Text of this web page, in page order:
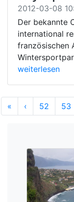
2012-03-08
Der bekannte
international
französischen
weiterlesen
« Anfang
‹Vorherige
52 53